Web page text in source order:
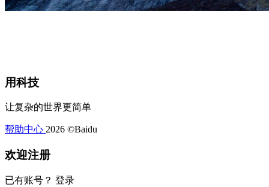
用科技
让复杂的世界更简单
帮助中心 2026 ©Baidu
欢迎注册
已有账号？ 登录